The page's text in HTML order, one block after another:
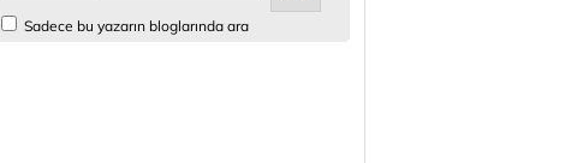
Sadece bu yazarın bloglarında ara